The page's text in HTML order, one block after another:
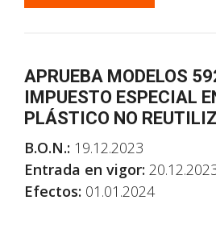
APRUEBA MODELOS
IMPUESTO ESPECIAL
PLÁSTICO NO
B.O.N.: 19.12.2023
Entrada en vigor:
Efectos: 01.01.2024